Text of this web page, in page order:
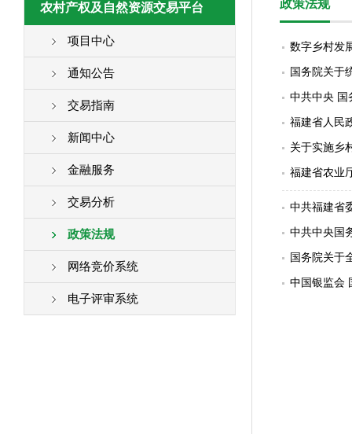
农村产权及自然资源交易平台
项目中心
通知公告
交易指南
新闻中心
金融服务
交易分析
政策法规
网络竞价系统
电子评审系统
政策法规
数字乡村发
国务院关于
中共中央 国
福建省人民
关于实施乡
福建省农业
中共福建省
中共中央国
国务院关于
中国银监会